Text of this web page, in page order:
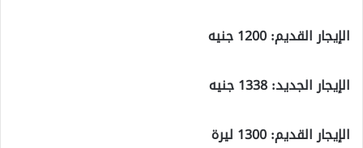
الإيجار القديم: 1200 جنيه
الإيجار الجديد: 1338 جنيه
الإيجار القديم: 1300 ليرة